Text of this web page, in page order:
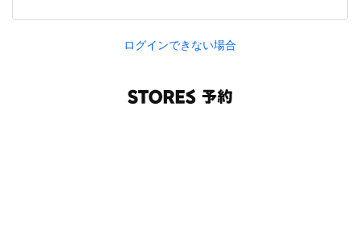
ログインできない場合